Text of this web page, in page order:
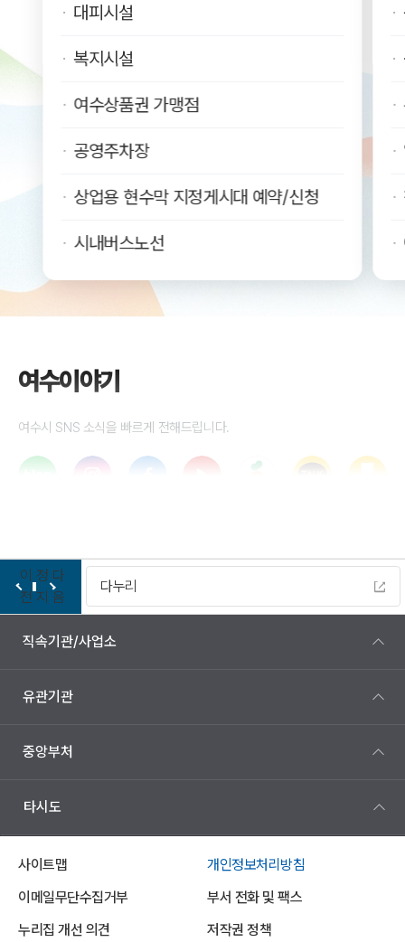
대피시설
복지시설
여수상품권 가맹점
공영주차장
상업용 현수막 지정게시대 예약/신청
시내버스노선
여수이야기
여수시 SNS 소식을 빠르게 전해드립니다.
이
전
정
지
다
음
LX지적측량 바로처리센터
직속기관/사업소
유관기관
중앙부처
타시도
사이트맵
개인정보처리방침
이메일무단수집거부
부서 전화 및 팩스
누리집 개선 의견
저작권 정책